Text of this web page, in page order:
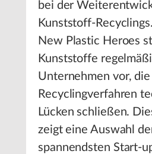
bei der
Kunststoff-
New Plastic Heroes
Kunststoffe
Unternehmen vor,
Recyclingverfahren
Lücken schließen.
zeigt eine Auswahl
spannendsten Start-